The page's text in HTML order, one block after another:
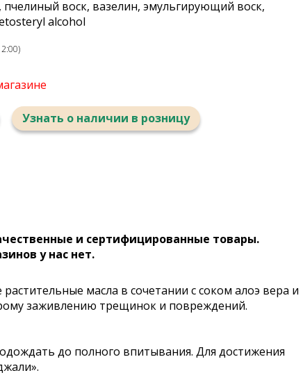
пчелиный воск, вазелин, эмульгирующий воск,
alcohol
Узнать о наличии в розницу
и сертифицированные товары.
у нас нет.
масла в сочетании с соком алоэ вера и
заживлению трещинок и повреждений.
до полного впитывания. Для достижения